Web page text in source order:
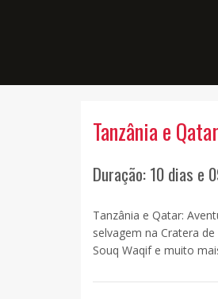
Tanzânia e Qatar
Duração: 10 dias e
Tanzânia e Qatar:
selvagem na Cratera
Souq Waqif e muito